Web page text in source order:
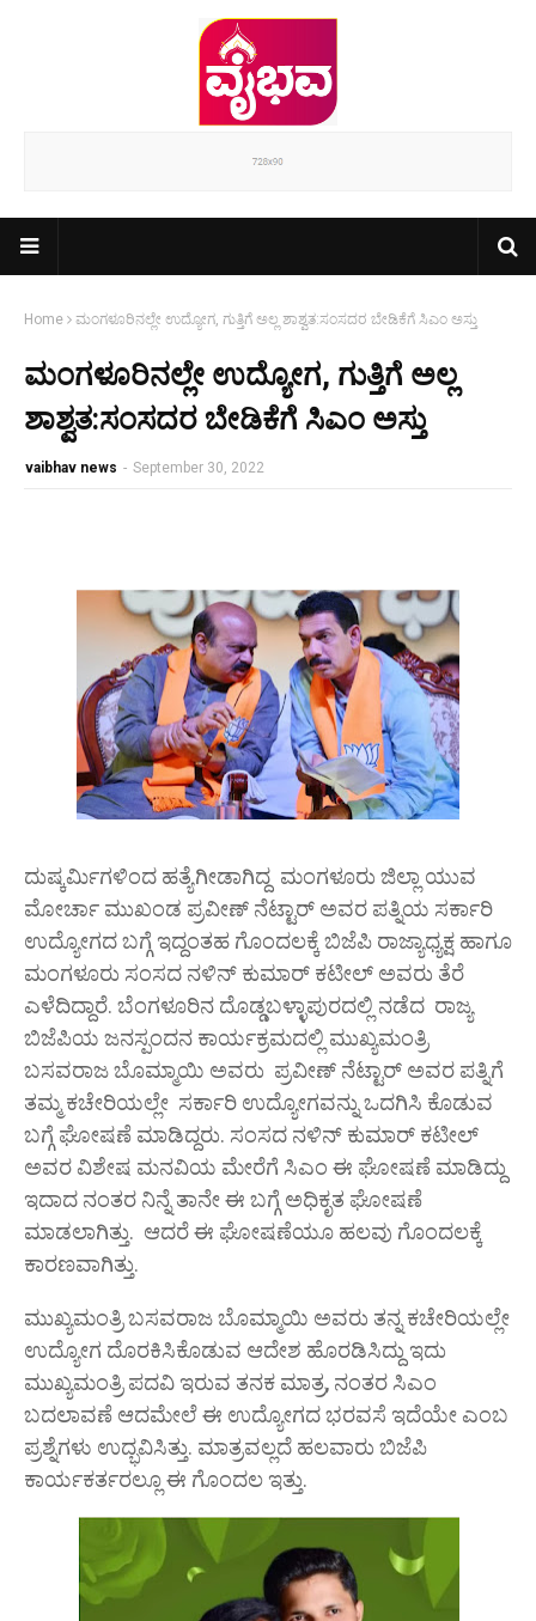
Home ಮಂಗಳೂರಿನಲ್ಲೇ ಉದ್ಯೋಗ, ಗುತ್ತಿಗೆ ಅಲ್ಲ ಶಾಶ್ವತ:ಸಂಸದರ ಬೇಡಿಕೆಗೆ ಸಿಎಂ ಅಸ್ತು
ಮಂಗಳೂರಿನಲ್ಲೇ ಉದ್ಯೋಗ, ಗುತ್ತಿಗೆ ಅಲ್ಲ
ಶಾಶ್ವತ:ಸಂಸದರ ಬೇಡಿಕೆಗೆ ಸಿಎಂ ಅಸ್ತು
vaibhav news - September 30, 2022
ದುಷ್ಕರ್ಮಿಗಳಿಂದ ಹತ್ಯೆಗೀಡಾಗಿದ್ದ ಮಂಗಳೂರು ಜಿಲ್ಲಾ ಯುವ
ಮೋರ್ಚಾ ಮುಖಂಡ ಪ್ರವೀಣ್ ನೆಟ್ಟಾರ್ ಅವರ ಪತ್ನಿಯ ಸರ್ಕಾರಿ
ಉದ್ಯೋಗದ ಬಗ್ಗೆ ಇದ್ದಂತಹ ಗೊಂದಲಕ್ಕೆ ಬಿಜೆಪಿ ರಾಜ್ಯಾಧ್ಯಕ್ಷ ಹಾಗೂ
ಮಂಗಳೂರು ಸಂಸದ ನಳಿನ್ ಕುಮಾರ್ ಕಟೀಲ್ ಅವರು ತೆರೆ
ಎಳೆದಿದ್ದಾರೆ. ಬೆಂಗಳೂರಿನ ದೊಡ್ಡಬಳ್ಳಾಪುರದಲ್ಲಿ ನಡೆದ ರಾಜ್ಯ
ಬಿಜೆಪಿಯ ಜನಸ್ಪಂದನ ಕಾರ್ಯಕ್ರಮದಲ್ಲಿ ಮುಖ್ಯಮಂತ್ರಿ
ಬಸವರಾಜ ಬೊಮ್ಮಾಯಿ ಅವರು ಪ್ರವೀಣ್ ನೆಟ್ಟಾರ್ ಅವರ ಪತ್ನಿಗೆ
ತಮ್ಮ ಕಚೇರಿಯಲ್ಲೇ ಸರ್ಕಾರಿ ಉದ್ಯೋಗವನ್ನು ಒದಗಿಸಿ ಕೊಡುವ
ಬಗ್ಗೆ ಘೋಷಣೆ ಮಾಡಿದ್ದರು. ಸಂಸದ ನಳಿನ್ ಕುಮಾರ್ ಕಟೀಲ್
ಅವರ ವಿಶೇಷ ಮನವಿಯ ಮೇರೆಗೆ ಸಿಎಂ ಈ ಘೋಷಣೆ ಮಾಡಿದ್ದು
ಇದಾದ ನಂತರ ನಿನ್ನೆ ತಾನೇ ಈ ಬಗ್ಗೆ ಅಧಿಕೃತ ಘೋಷಣೆ
ಮಾಡಲಾಗಿತ್ತು. ಆದರೆ ಈ ಘೋಷಣೆಯೂ ಹಲವು ಗೊಂದಲಕ್ಕೆ
ಕಾರಣವಾಗಿತ್ತು.
ಮುಖ್ಯಮಂತ್ರಿ ಬಸವರಾಜ ಬೊಮ್ಮಾಯಿ ಅವರು ತನ್ನ ಕಚೇರಿಯಲ್ಲೇ
ಉದ್ಯೋಗ ದೊರಕಿಸಿಕೊಡುವ ಆದೇಶ ಹೊರಡಿಸಿದ್ದು ಇದು
ಮುಖ್ಯಮಂತ್ರಿ ಪದವಿ ಇರುವ ತನಕ ಮಾತ್ರ, ನಂತರ ಸಿಎಂ
ಬದಲಾವಣೆ ಆದಮೇಲೆ ಈ ಉದ್ಯೋಗದ ಭರವಸೆ ಇದೆಯೇ ಎಂಬ
ಪ್ರಶ್ನೆಗಳು ಉದ್ಭವಿಸಿತ್ತು. ಮಾತ್ರವಲ್ಲದೆ ಹಲವಾರು ಬಿಜೆಪಿ
ಕಾರ್ಯಕರ್ತರಲ್ಲೂ ಈ ಗೊಂದಲ ಇತ್ತು.